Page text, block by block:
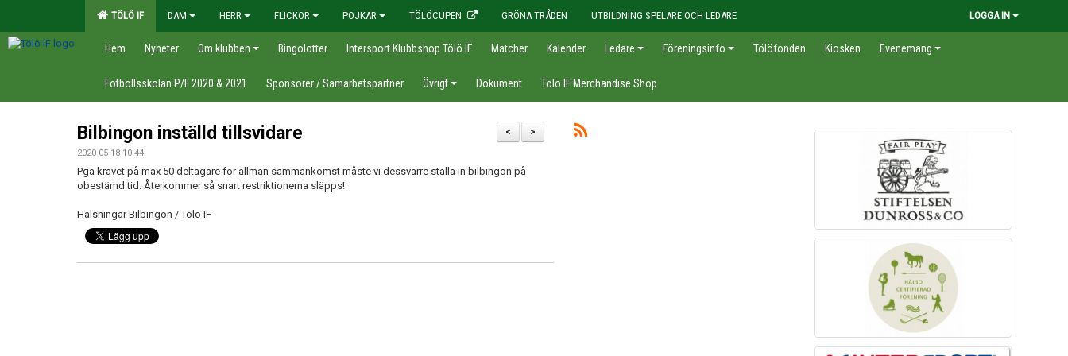
TÖLÖ IF DAM HERR FLICKOR POJKAR TÖLÖCUPEN GRÖNA TRÅDEN UTBILDNING SPELARE OCH LEDARE LOGGA IN
Hem Nyheter Om klubben Bingolotter Intersport Klubbshop Tölö IF Matcher Kalender Ledare Föreningsinfo Tölöfonden Kiosken Evenemang
Fotbollsskolan P/F 2020 & 2021 Sponsorer / Samarbetspartner Övrigt Dokument Tölö IF Merchandise Shop
>
<
Bilbingon inställd tillsvidare
2020-05-18 10:44
Pga kravet på max 50 deltagare för allmän sammankomst måste vi dessvärre ställa in bilbingon på
obestämd tid. Återkommer så snart restriktionerna släpps!
Hälsningar Bilbingon / Tölö IF